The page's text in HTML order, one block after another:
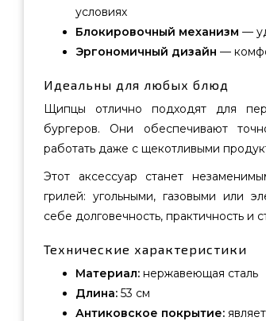
условиях
Блокировочный механизм —
Эргономичный дизайн —
Идеальны для любых блюд
Щипцы отлично подходят для
бургеров. Они обеспечивают
работать даже с щекотливыми
Этот аксессуар станет
грилей: угольными, газовыми или
себе долговечность, практичность и
Технические характеристики
Материал: нержавеющая сталь
Длина: 53 см
Антиковское покрытие: